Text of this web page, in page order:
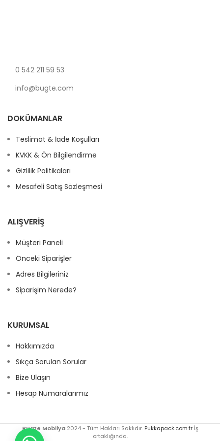
0 542 211 59 53
info@bugte.com
DOKÜMANLAR
Teslimat & İade Koşulları
KVKK & Ön Bilgilendirme
Gizlilik Politikaları
Mesafeli Satış Sözleşmesi
ALIŞVERIŞ
Müşteri Paneli
Önceki Siparişler
Adres Bilgileriniz
Siparişim Nerede?
KURUMSAL
Hakkımızda
Sıkça Sorulan Sorular
Bize Ulaşın
Hesap Numaralarımız
Bugte Mobilya 2024 - Tüm Hakları Saklıdır. Pukkapack.com.trİş
ortaklığında.